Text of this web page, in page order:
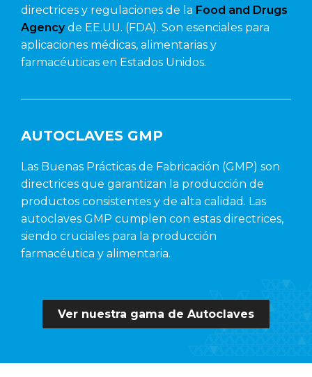
directrices y regulaciones de la Food and Drugs
Agencyde EE.UU. (FDA). Son esenciales para
aplicaciones médicas, alimentarias y
farmacéuticas en Estados Unidos.
AUTOCLAVES GMP
Las Buenas Prácticas de Fabricación (GMP) son
directrices que garantizan la producción de
productos consistentes y de alta calidad. Las
autoclaves GMP cumplen con estas directrices,
siendo cruciales para la producción
farmacéutica y alimentaria.
Ver nuestra gama de Autoclaves